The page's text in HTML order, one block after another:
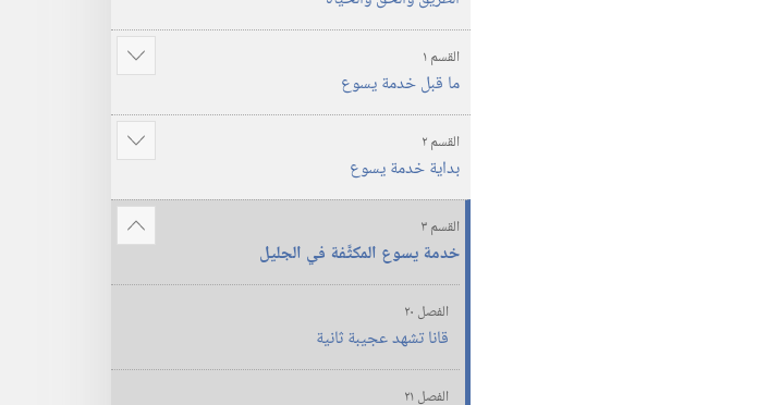
القسم ١
ما قبل خدمة يسوع
عرض
القسم ٢
بداية خدمة يسوع
عرض
القسم ٣
خدمة يسوع المكثَّفة في الجليل
عرض
الفصل ٢٠
قانا تشهد عجيبة ثانية
الفصل ٢١